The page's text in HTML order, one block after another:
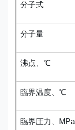
分子式
分子量
沸点、℃
臨界温度、℃
臨界圧力、MPa